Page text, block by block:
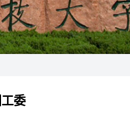
委